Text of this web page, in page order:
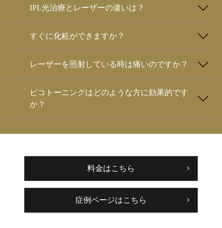
IPL光治療とレーザーの違いは？
すぐに化粧ができますか？
レーザーを照射している時は痛いのですか？
ピコトーニングはどのような方に効果的です
か？
料金はこちら
症例ページはこちら